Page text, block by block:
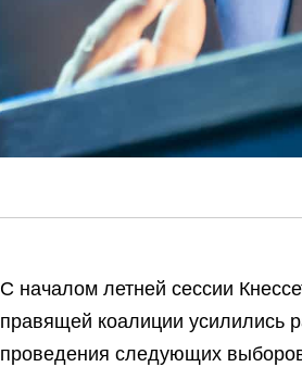
С началом летней сессии
правящей коалиции усилились
проведения следующих